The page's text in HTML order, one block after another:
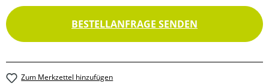
BESTELLANFRAGE SENDEN
Zum Merkzettel hinzufügen